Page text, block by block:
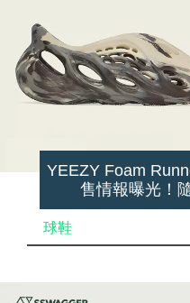
YEEZY Foam
售情報曝光！
球鞋